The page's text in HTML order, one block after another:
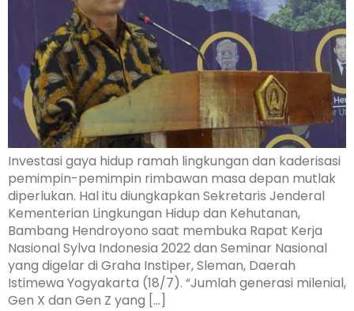
Investasi gaya hidup ramah lingkungan dan kaderisasi
pemimpin-pemimpin rimbawan masa depan mutlak
diperlukan. Hal itu diungkapkan Sekretaris Jenderal
Kementerian Lingkungan Hidup dan Kehutanan,
Bambang Hendroyono saat membuka Rapat Kerja
Nasional Sylva Indonesia 2022 dan Seminar Nasional
yang digelar di Graha Instiper, Sleman, Daerah
Istimewa Yogyakarta (18/7). “Jumlah generasi milenial,
Gen X dan Gen Z yang […]